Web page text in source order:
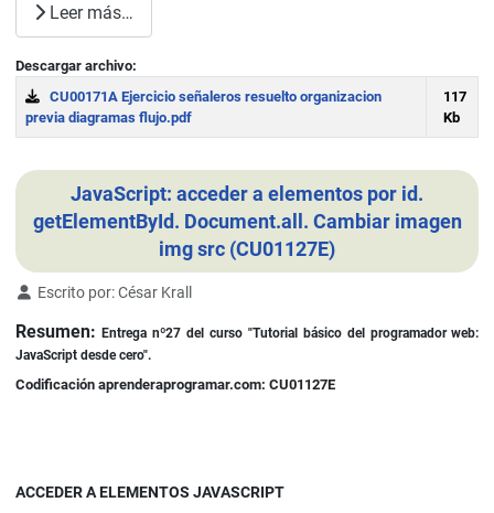
Leer más…
Descargar archivo:
CU00171A Ejercicio señaleros resuelto organizacion
previa diagramas flujo.pdf
117
Kb
JavaScript: acceder a elementos por id.
getElementById. Document.all. Cambiar imagen
img src (CU01127E)
Detalles
Escrito por:César Krall
Resumen:Entrega nº27 del curso "Tutorial básico del programador web:
JavaScript desde cero".
Codificación aprenderaprogramar.com: CU01127E
ACCEDER A ELEMENTOS JAVASCRIPT